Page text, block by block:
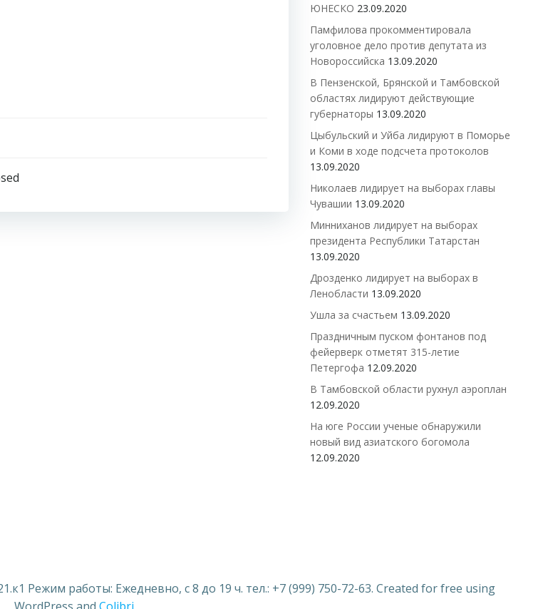
ЮНЕСКО 23.09.2020
Памфилова прокомментировала
уголовное дело против депутата из
Новороссийска 13.09.2020
В Пензенской, Брянской и Тамбовской
областях лидируют действующие
губернаторы 13.09.2020
Цыбульский и Уйба лидируют в Поморье
и Коми в ходе подсчета протоколов
13.09.2020
Николаев лидирует на выборах главы
Чувашии 13.09.2020
Минниханов лидирует на выборах
президента Республики Татарстан
13.09.2020
Дрозденко лидирует на выборах в
Ленобласти 13.09.2020
Ушла за счастьем 13.09.2020
Праздничным пуском фонтанов под
фейерверк отметят 315-летие
Петергофа 12.09.2020
В Тамбовской области рухнул аэроплан
12.09.2020
На юге России ученые обнаружили
новый вид азиатского богомола
12.09.2020
Режим работы: Ежедневно, с 8 до 19 ч. тел.: +7 (999) 750-72-63. Created for free using